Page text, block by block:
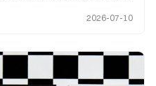
2026-07-10